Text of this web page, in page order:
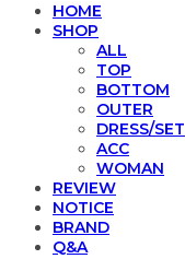
HOME
SHOP
ALL
TOP
BOTTOM
OUTER
DRESS/SET
ACC
WOMAN
REVIEW
NOTICE
BRAND
Q&A